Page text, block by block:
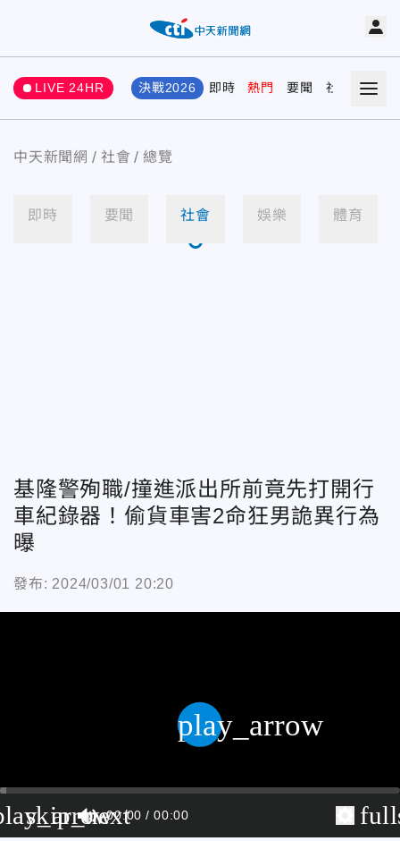
LIVE 24HR 決戰2026 即時 熱門 要聞 社會 娛樂
中天新聞網 社會 總覽
即時 要聞 社會 娛樂 體育
基隆警殉職/撞進派出所前竟先打開行
車紀錄器！偷貨車害2命狂男詭異行為
曝
發布: 2024/03/01 20:20
skip_next
00:00 00:00
play_arrow